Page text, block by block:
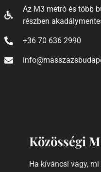
Az M3 metró és több
részben
+36 70 636 2990
Közösségi
Ha kíváncsi vagy,